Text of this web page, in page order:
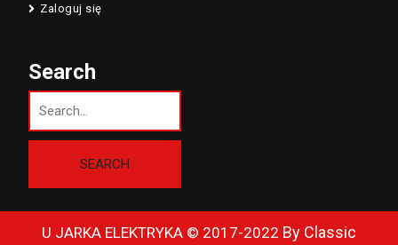
Zaloguj się
Search
U JARKA ELEKTRYKA © 2017-2022 By Classic